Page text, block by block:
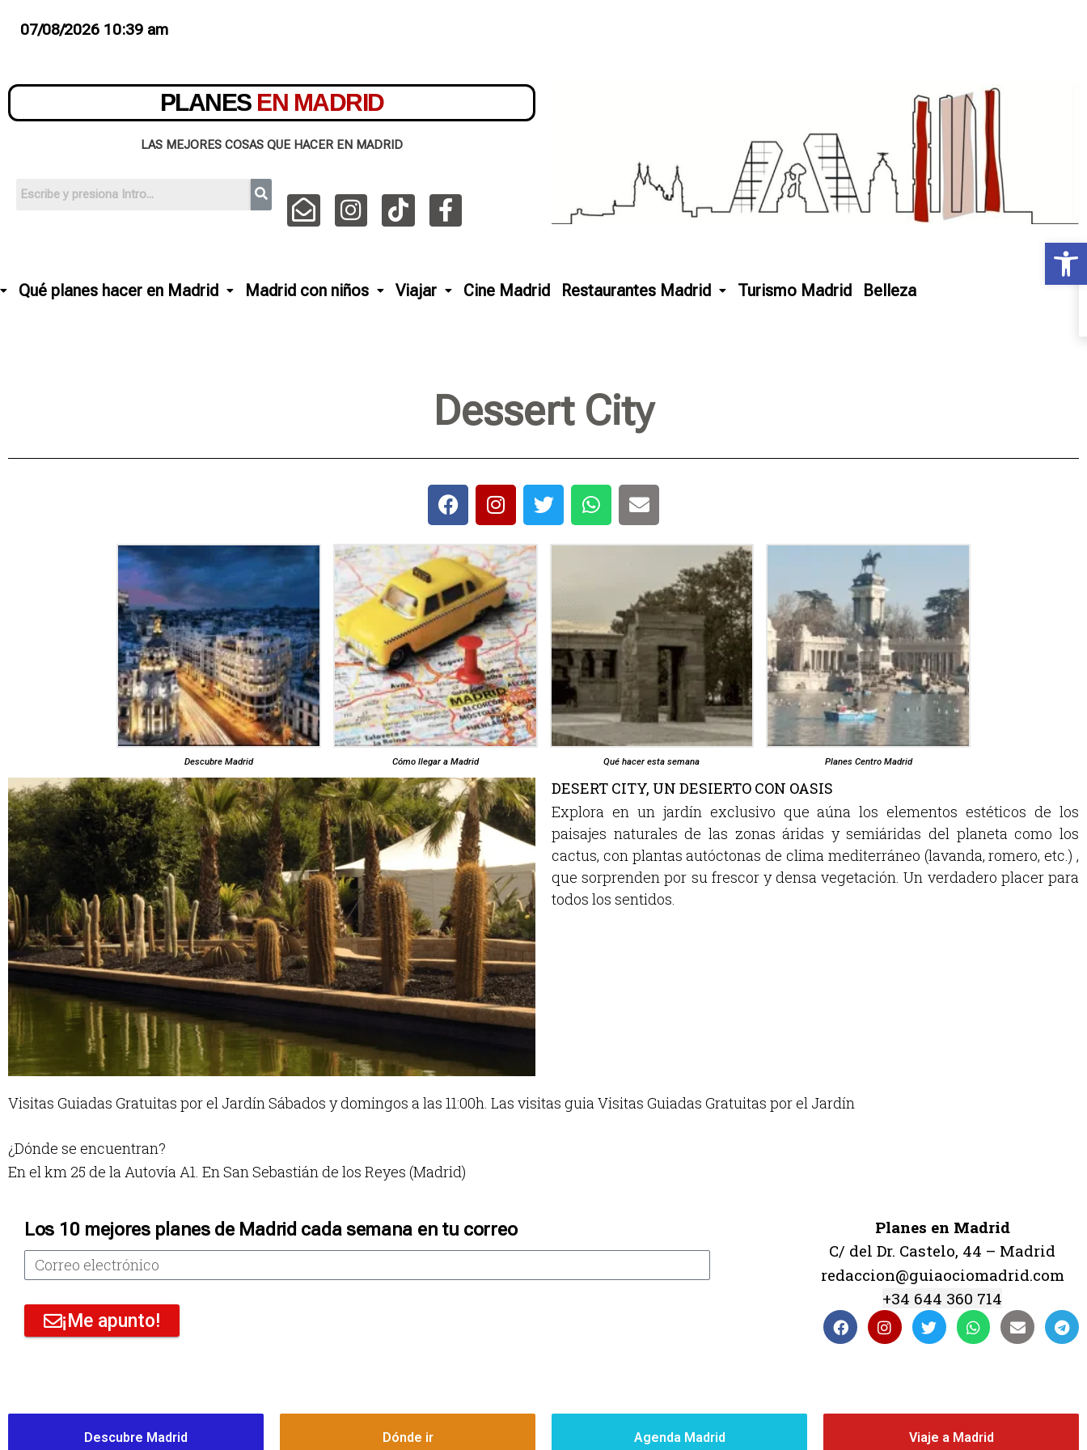
07/08/2026 10:39 am
PLANES EN MADRID
LAS MEJORES COSAS QUE HACER EN MADRID
Qué planes hacer en Madrid Madrid con niños Viajar Cine Madrid Restaurantes Madrid Turismo Madrid Belleza
Dessert City
Descubre Madrid Cómo llegar a Madrid Qué hacer esta semana Planes Centro Madrid
DESERT CITY, UN DESIERTO CON OASIS
Explora en un jardín exclusivo que aúna los elementos estéticos de los
paisajes naturales de las zonas áridas y semiáridas del planeta como los
cactus, con plantas autóctonas de clima mediterráneo (lavanda, romero, etc.) ,
que sorprenden por su frescor y densa vegetación. Un verdadero placer para
todos los sentidos.
Visitas Guiadas Gratuitas por el Jardín Sábados y domingos a las 11:00h. Las visitas guia Visitas Guiadas Gratuitas por el Jardín
¿Dónde se encuentran?
En el km 25 de la Autovía A1. En San Sebastián de los Reyes (Madrid)
Los 10 mejores planes de Madrid cada semana en tu correo
¡Me apunto!
Planes en Madrid
C/ del Dr. Castelo, 44 – Madrid
redaccion@guiaociomadrid.com
+34 644 360 714
Descubre Madrid Dónde ir Agenda Madrid Viaje a Madrid